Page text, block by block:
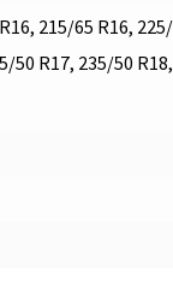
215/65 R16,
50 R17, 235/50